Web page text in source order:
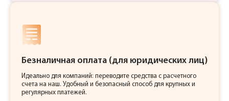
Безналичная оплата (для юридических лиц)
Идеально для компаний: переводите средства с расчетного
счета на наш. Удобный и безопасный способ для крупных и
регулярных платежей.